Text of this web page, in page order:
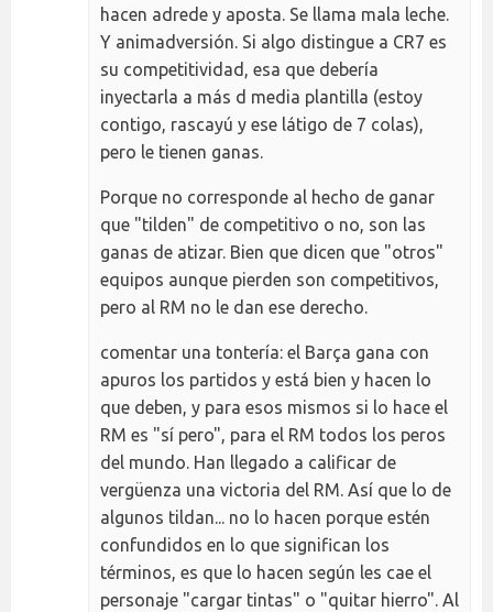
hacen adrede y aposta. Se llama mala leche.
Y animadversión. Si algo distingue a CR7 es
su competitividad, esa que debería
inyectarla a más d media plantilla (estoy
contigo, rascayú y ese látigo de 7 colas),
pero le tienen ganas.
Porque no corresponde al hecho de ganar
que "tilden" de competitivo o no, son las
ganas de atizar. Bien que dicen que "otros"
equipos aunque pierden son competitivos,
pero al RM no le dan ese derecho.
comentar una tontería: el Barça gana con
apuros los partidos y está bien y hacen lo
que deben, y para esos mismos si lo hace el
RM es "sí pero", para el RM todos los peros
del mundo. Han llegado a calificar de
vergüenza una victoria del RM. Así que lo de
algunos tildan... no lo hacen porque estén
confundidos en lo que significan los
términos, es que lo hacen según les cae el
personaje "cargar tintas" o "quitar hierro". Al